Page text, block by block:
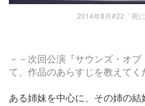
2014年8月#22「死に
－ － 次回公演『サウンズ・オ
て、作品のあらすじを教えてく
ある姉妹を中心に、その姉の